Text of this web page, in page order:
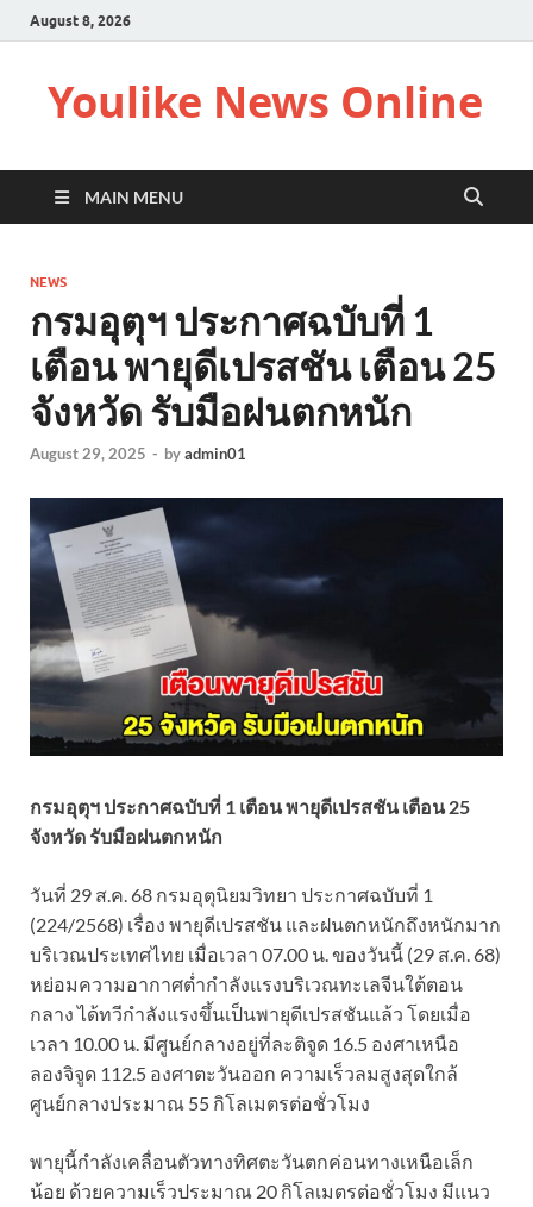
August 8, 2026
Youlike News Online
MAIN MENU
NEWS
กรมอุตุฯ ประกาศฉบับที่ 1
เตือน พายุดีเปรสชัน เตือน 25
จังหวัด รับมือฝนตกหนัก
August 29, 2025 - byadmin01
กรมอุตุฯ ประกาศฉบับที่ 1 เตือน พายุดีเปรสชัน เตือน 25
จังหวัด รับมือฝนตกหนัก
วันที่ 29 ส.ค. 68 กรมอุตุนิยมวิทยา ประกาศฉบับที่ 1
(224/2568) เรื่อง พายุดีเปรสชัน และฝนตกหนักถึงหนักมาก
บริเวณประเทศไทย เมื่อเวลา 07.00 น. ของวันนี้ (29 ส.ค. 68)
หย่อมความอากาศต่ำกำลังแรงบริเวณทะเลจีนใต้ตอน
กลาง ได้ทวีกำลังแรงขึ้นเป็นพายุดีเปรสชันแล้ว โดยเมื่อ
เวลา 10.00 น. มีศูนย์กลางอยู่ที่ละติจูด 16.5 องศาเหนือ
ลองจิจูด 112.5 องศาตะวันออก ความเร็วลมสูงสุดใกล้
ศูนย์กลางประมาณ 55 กิโลเมตรต่อชั่วโมง
พายุนี้กำลังเคลื่อนตัวทางทิศตะวันตกค่อนทางเหนือเล็ก
น้อย ด้วยความเร็วประมาณ 20 กิโลเมตรต่อชั่วโมง มีแนว